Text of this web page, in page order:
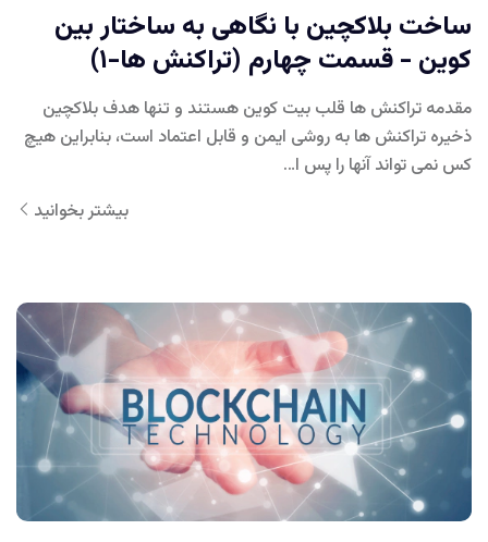
ساخت بلاکچین با نگاهی به ساختار بین
کوین - قسمت چهارم (تراکنش ها-۱)
مقدمه تراکنش ها قلب بیت کوین هستند و تنها هدف بلاکچین
ذخیره تراکنش ها به روشی ایمن و قابل اعتماد است، بنابراین هیچ
کس نمی تواند آنها را پس ا…
بیشتر بخوانید